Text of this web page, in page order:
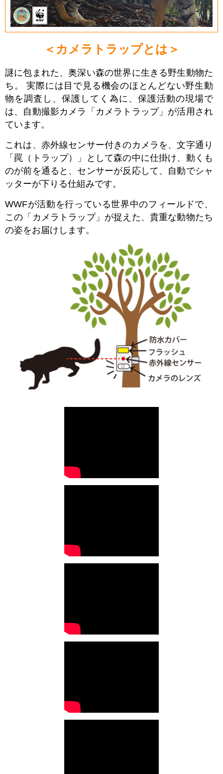
＜カメラトラップとは＞
謎に包まれた、奥深い森の世界に生きる野生動物た
ち。 実際には目で見る機会のほとんどない野生動
物を調査し、保護してく為に、保護活動の現場で
は、自動撮影カメラ「カメラトラップ」が活用され
ています。
これは、赤外線センサー付きのカメラを、文字通り
「罠（トラップ）」として森の中に仕掛け、動くも
のが前を通ると、センサーが反応して、自動でシャ
ッターが下りる仕組みです。
WWFが活動を行っている世界中のフィールドで、
この「カメラトラップ」が捉えた、貴重な動物たち
の姿をお届けします。